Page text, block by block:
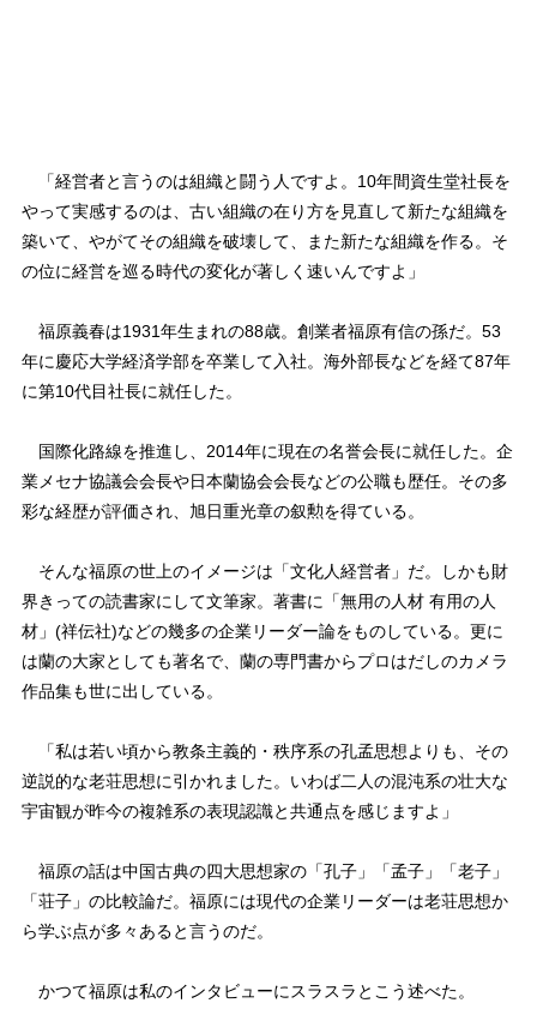
「経営者と言うのは組織と闘う人ですよ。10年間資生堂社長を
やって実感するのは、古い組織の在り方を見直して新たな組織を
築いて、やがてその組織を破壊して、また新たな組織を作る。そ
の位に経営を巡る時代の変化が著しく速いんですよ」
福原義春は1931年生まれの88歳。創業者福原有信の孫だ。53
年に慶応大学経済学部を卒業して入社。海外部長などを経て87年
に第10代目社長に就任した。
国際化路線を推進し、2014年に現在の名誉会長に就任した。企
業メセナ協議会会長や日本蘭協会会長などの公職も歴任。その多
彩な経歴が評価され、旭日重光章の叙勲を得ている。
そんな福原の世上のイメージは「文化人経営者」だ。しかも財
界きっての読書家にして文筆家。著書に「無用の人材 有用の人
材」(祥伝社)などの幾多の企業リーダー論をものしている。更に
は蘭の大家としても著名で、蘭の専門書からプロはだしのカメラ
作品集も世に出している。
「私は若い頃から教条主義的・秩序系の孔孟思想よりも、その
逆説的な老荘思想に引かれました。いわば二人の混沌系の壮大な
宇宙観が昨今の複雑系の表現認識と共通点を感じますよ」
福原の話は中国古典の四大思想家の「孔子」「孟子」「老子」
「荘子」の比較論だ。福原には現代の企業リーダーは老荘思想か
ら学ぶ点が多々あると言うのだ。
かつて福原は私のインタビューにスラスラとこう述べた。